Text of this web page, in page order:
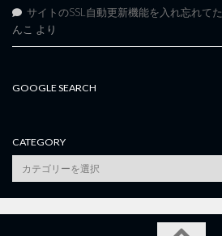
サイトのSSL自動更新機能を入れ忘れて
んこ より
GOOGLE SEARCH
CATEGORY
category